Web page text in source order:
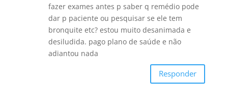
fazer exames antes p saber q remédio pode
dar p paciente ou pesquisar se ele tem
bronquite etc? estou muito desanimada e
desiludida. pago plano de saúde e não
adiantou nada
Responder